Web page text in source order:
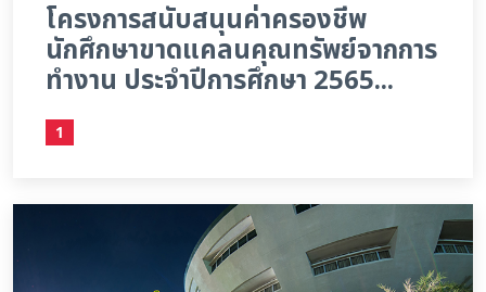
โครงการสนับสนุนค่าครองชีพ
นักศึกษาขาดแคลนคุณทรัพย์จากการ
ทำงาน ประจำปีการศึกษา 2565...
1